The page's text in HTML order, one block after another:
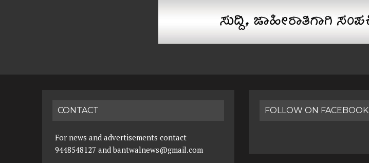
CONTACT
For news and advertisements contact
9448548127 and bantwalnews@gmail.com
FOLLOW ON FACEBOOK